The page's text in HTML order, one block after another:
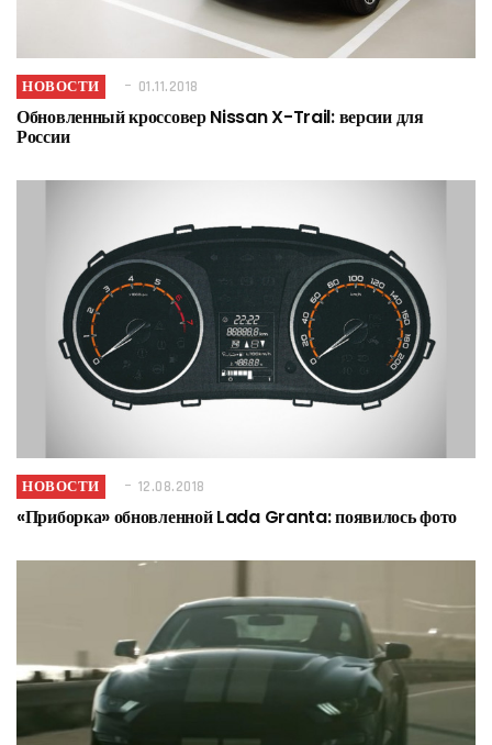
НОВОСТИ 01.11.2018
Обновленный кроссовер Nissan X-Trail: версии для
России
НОВОСТИ 12.08.2018
«Приборка» обновленной Lada Granta: появилось фото